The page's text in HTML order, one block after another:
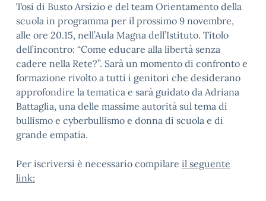
Tosi di Busto Arsizio e del team Orientamento della
scuola in programma per il prossimo 9 novembre,
alle ore 20.15, nell’Aula Magna dell’Istituto. Titolo
dell’incontro: “Come educare alla libertà senza
cadere nella Rete?”. Sarà un momento di confronto e
formazione rivolto a tutti i genitori che desiderano
approfondire la tematica e sarà guidato da Adriana
Battaglia, una delle massime autorità sul tema di
bullismo e cyberbullismo e donna di scuola e di
grande empatia.
Per iscriversi è necessario compilare il seguente
link: